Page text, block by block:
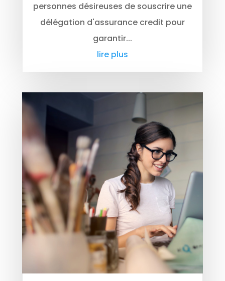
personnes désireuses de souscrire une
délégation d'assurance credit pour
garantir...
lire plus